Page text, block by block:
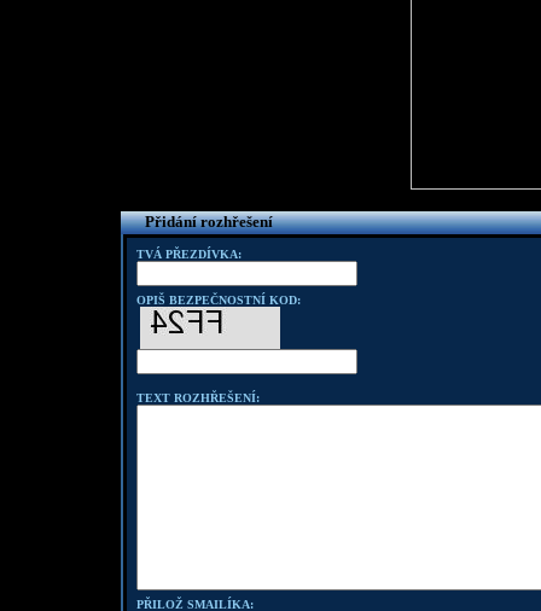
Přidání rozhřešení
TVÁ PŘEZDÍVKA:
OPIŠ BEZPEČNOSTNÍ KOD:
TEXT ROZHŘEŠENÍ:
PŘILOŽ SMAILÍKA: